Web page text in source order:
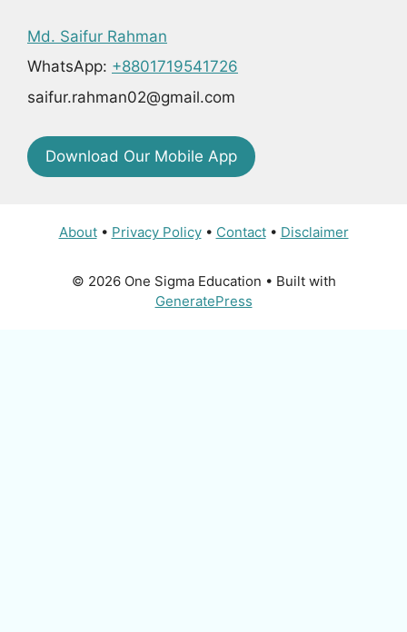
Md. Saifur Rahman
WhatsApp: +8801719541726
saifur.rahman02@gmail.com
Download Our Mobile App
About• Privacy Policy• Contact• Disclaimer
© 2026 One Sigma Education • Built with
GeneratePress